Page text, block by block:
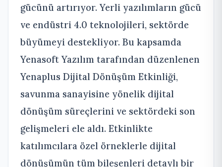
gücünü artırıyor. Yerli yazılımların gücü
ve endüstri 4.0 teknolojileri, sektörde
büyümeyi destekliyor. Bu kapsamda
Yenasoft Yazılım tarafından düzenlenen
Yenaplus Dijital Dönüşüm Etkinliği,
savunma sanayisine yönelik dijital
dönüşüm süreçlerini ve sektördeki son
gelişmeleri ele aldı. Etkinlikte
katılımcılara özel örneklerle dijital
dönüşümün tüm bileşenleri detaylı bir